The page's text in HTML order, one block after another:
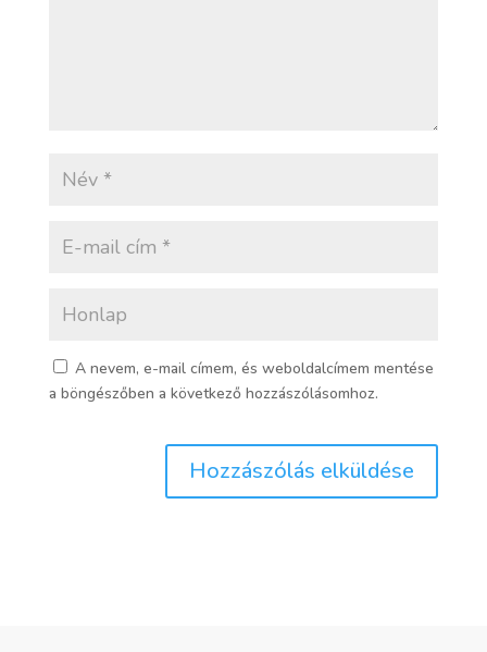
A nevem, e-mail címem, és weboldalcímem mentése
a böngészőben a következő hozzászólásomhoz.